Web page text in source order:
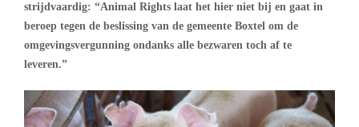
strijdvaardig: “Animal Rights laat het hier niet bij en gaat in
beroep tegen de beslissing van de gemeente Boxtel om de
omgevingsvergunning ondanks alle bezwaren toch af te
leveren.”